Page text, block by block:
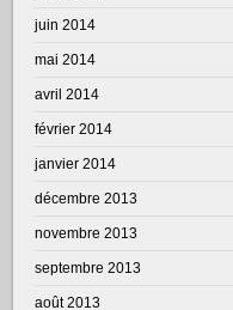
juin 2014
mai 2014
avril 2014
février 2014
janvier 2014
décembre 2013
novembre 2013
septembre 2013
août 2013